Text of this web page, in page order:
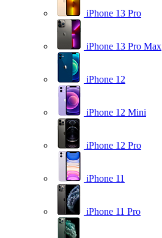
iPhone 13 Pro
iPhone 13 Pro Max
iPhone 12
iPhone 12 Mini
iPhone 12 Pro
iPhone 11
iPhone 11 Pro